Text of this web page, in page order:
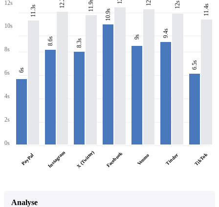
12s
10s
8s
6s
4s
2s
0s
6s
11.3s
PayPal
8.6s
Instagram
8.3s
11.9s
X (Twitter)
10.9s
Facebook
9s
Venmo
9.4s
12s
Tinder
6.5s
11.4s
TikTok
Analyse